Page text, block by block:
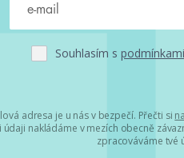
Souhlasím s
adresa je u nás v bezpečí. Přečti si
nakládáme v mezích obecně
zpracováváme tvé